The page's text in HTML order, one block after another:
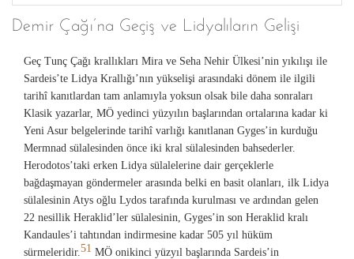
Demir Çağı’na Geçiş ve Lidyalıların Gelişi
Geç Tunç Çağı krallıkları Mira ve Seha Nehir Ülkesi’nin yıkılışı ile
Sardeis’te Lidya Krallığı’nın yükselişi arasındaki dönem ile ilgili
tarihî kanıtlardan tam anlamıyla yoksun olsak bile daha sonraları
Klasik yazarlar, MÖ yedinci yüzyılın başlarından ortalarına kadar ki
Yeni Asur belgelerinde tarihî varlığı kanıtlanan Gyges’in kurduğu
Mermnad sülalesinden önce iki kral sülalesinden bahsederler.
Herodotos’taki erken Lidya sülalelerine dair gerçeklerle
bağdaşmayan göndermeler arasında belki en basit olanları, ilk Lidya
sülalesinin Atys oğlu Lydos tarafında kurulması ve ardından gelen
22 nesillik Heraklid’ler sülalesinin, Gyges’in son Heraklid kralı
Kandaules’i tahtından indirmesine kadar 505 yıl hüküm
sürmeleridir.51 MÖ onikinci yüzyıl başlarında Sardeis’in